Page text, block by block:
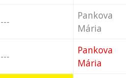
---
Pankova
Mária
---
Pankova
Mária